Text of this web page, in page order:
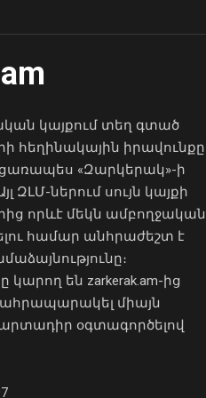
կայքում տեղ գտած
հեղինակային իրավունքը
«Զարկերակ»-ի
ԶԼՄ-ներում սույն կայքի
որևէ մեկն ամբողջական
համար անհրաժեշտ է
են zarkerak.am-ից
միայն
օգտագործելով